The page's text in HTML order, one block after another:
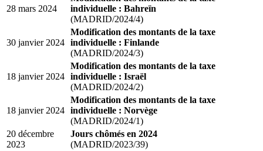
28 mars 2024
individuelle : Bahreïn
(MADRID/2024/4)
30 janvier 2024
Modification des montants de la taxe
individuelle : Finlande
(MADRID/2024/3)
18 janvier 2024
Modification des montants de la taxe
individuelle : Israël
(MADRID/2024/2)
18 janvier 2024
Modification des montants de la taxe
individuelle : Norvège
(MADRID/2024/1)
20 décembre
2023
Jours chômés en 2024
(MADRID/2023/39)